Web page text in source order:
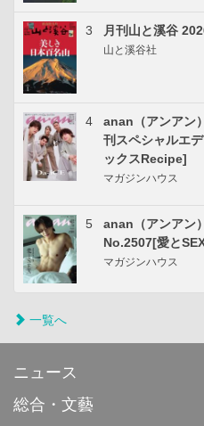
3 月刊山と溪谷
山と溪谷社
4
anan（アンアン
刊スペシャルエ
ックスRecipe]
マガジンハウス
5
anan（アンアン
No.2507[愛と
マガジンハウス
一覧へ
ニュース
総合・文藝